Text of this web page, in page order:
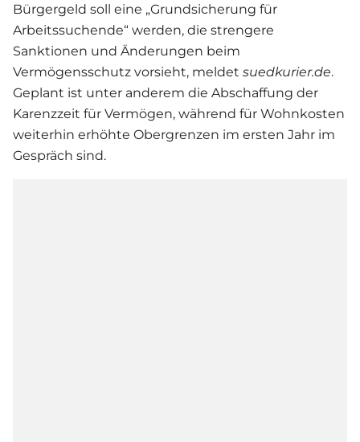
Bürgergeld soll eine „Grundsicherung für
Arbeitssuchende“ werden, die strengere
Sanktionen und Änderungen beim
Vermögensschutz vorsieht, meldet suedkurier.de.
Geplant ist unter anderem die Abschaffung der
Karenzzeit für Vermögen, während für Wohnkosten
weiterhin erhöhte Obergrenzen im ersten Jahr im
Gespräch sind.